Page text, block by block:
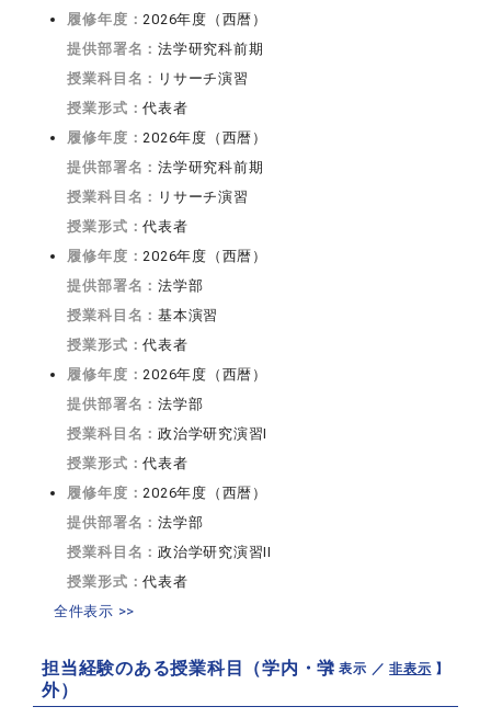
履修年度：2026年度（西暦）
提供部署名：法学研究科前期
授業科目名： リサーチ演習
授業形式：代表者
履修年度：2026年度（西暦）
提供部署名：法学研究科前期
授業科目名： リサーチ演習
授業形式：代表者
履修年度：2026年度（西暦）
提供部署名：法学部
授業科目名：基本演習
授業形式：代表者
履修年度：2026年度（西暦）
提供部署名：法学部
授業科目名：政治学研究演習I
授業形式：代表者
履修年度：2026年度（西暦）
提供部署名：法学部
授業科目名：政治学研究演習II
授業形式：代表者
全件表示 >>
担当経験のある授業科目（学内・学
外）
【 表示 ／非表示 】